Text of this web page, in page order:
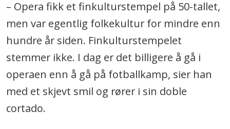
– Opera fikk et finkulturstempel på 50-tallet,
men var egentlig folkekultur for mindre enn
hundre år siden. Finkulturstempelet
stemmer ikke. I dag er det billigere å gå i
operaen enn å gå på fotballkamp, sier han
med et skjevt smil og rører i sin doble
cortado.